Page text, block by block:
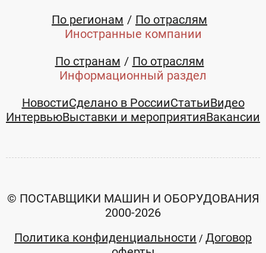
По регионам
По отраслям
Иностранные компании
По странам
По отраслям
Информационный раздел
НовостиСделано в РоссииСтатьиВидео
ИнтервьюВыставки и мероприятияВакансии
© ПОСТАВЩИКИ МАШИН И ОБОРУДОВАНИЯ
2000-2026
Политика конфиденциальности / Договор